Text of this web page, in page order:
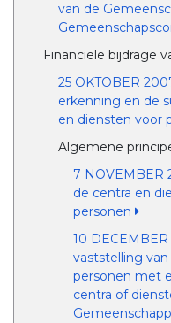
van de
Financiële bijdrage
25 OKTOBER
erkenning en de
en diensten voor
Algemene
7 NOVEMBER
de centra en
personen
10
vaststelling
personen met
centra of